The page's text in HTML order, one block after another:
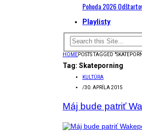
Pohoda 2026
Playlisty
HOMEPOSTS TAGGED
Tag: Skateporning
KULTÚRA
/30. APRÍLA 2015
Máj bude patriť